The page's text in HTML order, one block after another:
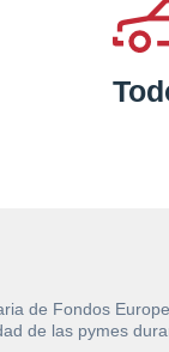
de Fondos
de las pymes